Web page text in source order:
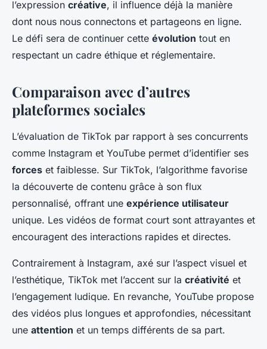
l’expression créative, il influence déjà la manière
dont nous nous connectons et partageons en ligne.
Le défi sera de continuer cette évolution tout en
respectant un cadre éthique et réglementaire.
Comparaison avec d’autres
plateformes sociales
L’évaluation de TikTok par rapport à ses concurrents
comme Instagram et YouTube permet d’identifier ses
forces et faiblesse. Sur TikTok, l’algorithme favorise
la découverte de contenu grâce à son flux
personnalisé, offrant une expérience utilisateur
unique. Les vidéos de format court sont attrayantes et
encouragent des interactions rapides et directes.
Contrairement à Instagram, axé sur l’aspect visuel et
l’esthétique, TikTok met l’accent sur la créativité et
l’engagement ludique. En revanche, YouTube propose
des vidéos plus longues et approfondies, nécessitant
une attention et un temps différents de sa part.